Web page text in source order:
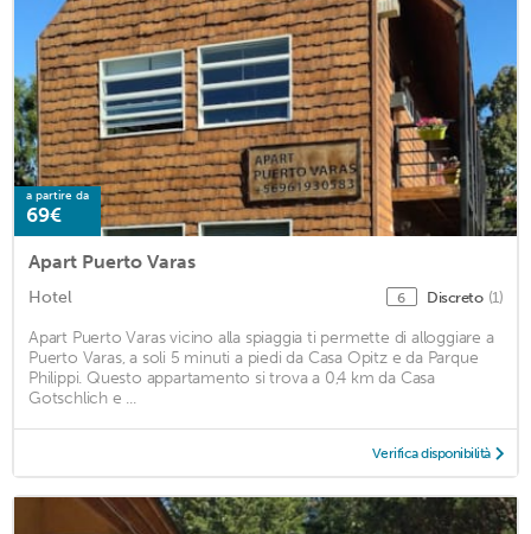
a partire da
69€
Apart Puerto Varas
Hotel 6 Discreto (1)
Apart Puerto Varas vicino alla spiaggia ti permette di alloggiare a
Puerto Varas, a soli 5 minuti a piedi da Casa Opitz e da Parque
Philippi. Questo appartamento si trova a 0,4 km da Casa
Gotschlich e ...
Verifica disponibilità